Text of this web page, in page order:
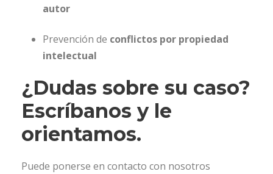
autor
Prevención de conflictos por propiedad
intelectual
¿Dudas sobre su caso?
Escríbanos y le
orientamos.
Puede ponerse en contacto con nosotros